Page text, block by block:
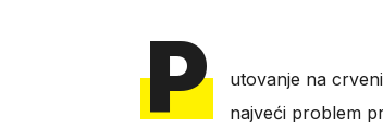
P
utovanje na
najveći problem